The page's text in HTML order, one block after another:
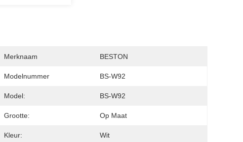
Merknaam BESTON
Modelnummer BS-W92
Model: BS-W92
Grootte: Op Maat
Kleur: Wit